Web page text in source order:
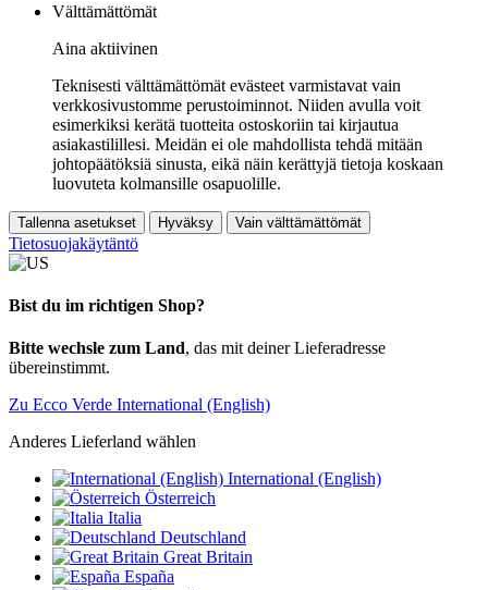
Välttämättömät
Aina aktiivinen
Teknisesti välttämättömät evästeet varmistavat vain
verkkosivustomme perustoiminnot. Niiden avulla voit
esimerkiksi kerätä tuotteita ostoskoriin tai kirjautua
asiakastilillesi. Meidän ei ole mahdollista tehdä mitään
johtopäätöksiä sinusta, eikä näin kerättyjä tietoja koskaan
luovuteta kolmansille osapuolille.
Tallenna asetukset Hyväksy Vain välttämättömät
Tietosuojakäytäntö
Bist du im richtigen Shop?
Bitte wechsle zum Land, das mit deiner Lieferadresse
übereinstimmt.
Zu Ecco Verde International (English)
Anderes Lieferland wählen
International (English)
Österreich
Italia
Deutschland
Great Britain
España